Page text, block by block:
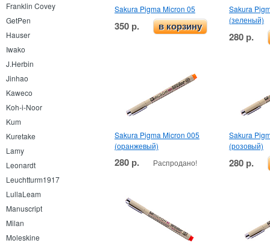
Franklin Covey
GetPen
Hauser
Iwako
J.Herbin
Jinhao
Kaweco
Koh-i-Noor
Kum
Kuretake
Lamy
Leonardt
Leuchtturm1917
LullaLeam
Manuscript
Milan
Moleskine
Sakura Pigma Micron 05
350 р. в корзину
Sakura
(зеленый)
280 р.
Sakura Pigma Micron 005
(оранжевый)
280 р. Распродано!
Sakura
(розовый)
280 р.